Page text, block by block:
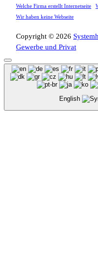
Welche Firma erstellt Internetseite
Wir haben keine Webseite
Copyright © 2026
Gewerbe und Privat
English